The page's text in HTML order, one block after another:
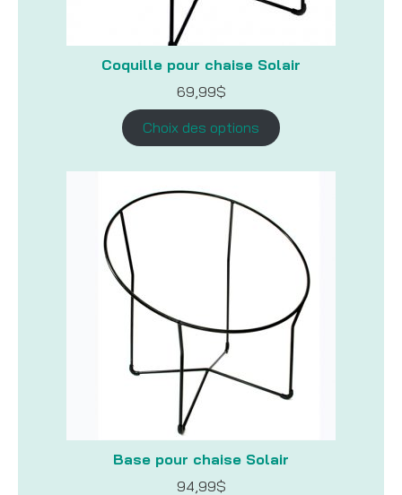
Coquille pour chaise Solair
69,99$
Choix des options
Base pour chaise Solair
94,99$